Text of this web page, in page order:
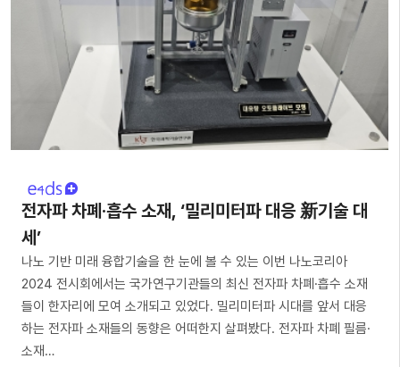
전자파 차폐·흡수 소재, ‘밀리미터파 대응 新기술 대
세’
나노 기반 미래 융합기술을 한 눈에 볼 수 있는 이번 나노코리아
2024 전시회에서는 국가연구기관들의 최신 전자파 차폐·흡수 소재
들이 한자리에 모여 소개되고 있었다. 밀리미터파 시대를 앞서 대응
하는 전자파 소재들의 동향은 어떠한지 살펴봤다. 전자파 차폐 필름·
소재…